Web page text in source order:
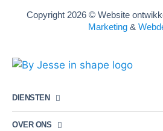
Copyright 2026 © Website
Marketing &
DIENSTEN
OVER ONS